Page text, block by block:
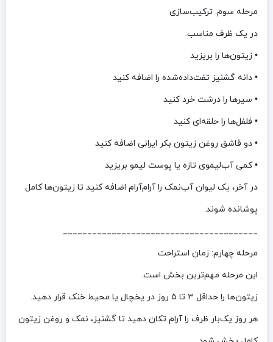
مرحله سوم: ترکیب‌سازی
در یک ظرف مناسب:
• زیتون‌ها را بریزید
• دانه گشنیز تفت‌داده‌شده را اضافه کنید
• سیرها را درشت خرد کنید
• فلفل‌ها را حلقه‌ای کنید
• دو قاشق روغن زیتون بکر ایرانی اضافه کنید
• کمی آب‌لیموی تازه یا پوست لیمو بریزید
در آخر، یک لیوان آب‌نمک را آرام‌آرام اضافه کنید تا زیتون‌ها کامل
پوشانده شوند.
________________________________________
مرحله چهارم: زمان استراحت
این مرحله مهم‌ترین بخش است.
زیتون‌ها را حداقل ۳ تا ۵ روز در یخچال یا محیط خنک قرار دهید.
هر روز یک‌بار ظرف را آرام تکان دهید تا گشنیز، نمک و روغن زیتون